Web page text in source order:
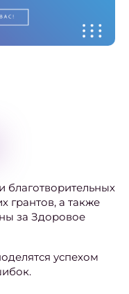
благотворительных
грантов, а также
за Здоровое
успехом